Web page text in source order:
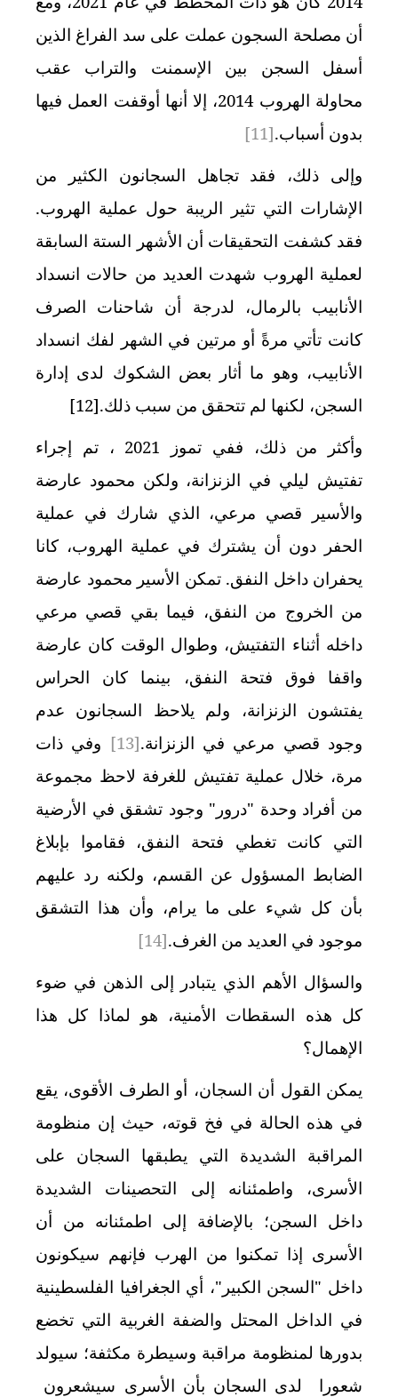
أن مصلحة السجون عملت على سد الفراغ الذين
أسفل السجن بين الإسمنت والتراب عقب
محاولة الهروب 2014، إلا أنها أوقفت العمل فيها
بدون أسباب.[11]
وإلى ذلك، فقد تجاهل السجانون الكثير من
الإشارات التي تثير الريبة حول عملية الهروب.
فقد كشفت التحقيقات أن الأشهر الستة السابقة
لعملية الهروب شهدت العديد من حالات انسداد
الأنابيب بالرمال، لدرجة أن شاحنات الصرف
كانت تأتي مرةً أو مرتين في الشهر لفك انسداد
الأنابيب، وهو ما أثار بعض الشكوك لدى إدارة
السجن، لكنها لم تتحقق من سبب ذلك.[12]
وأكثر من ذلك، ففي تموز 2021 ، تم إجراء
تفتيش ليلي في الزنزانة، ولكن محمود عارضة
والأسير قصي مرعي، الذي شارك في عملية
الحفر دون أن يشترك في عملية الهروب، كانا
يحفران داخل النفق. تمكن الأسير محمود عارضة
من الخروج من النفق، فيما بقي قصي مرعي
داخله أثناء التفتيش، وطوال الوقت كان عارضة
واقفا فوق فتحة النفق، بينما كان الحراس
يفتشون الزنزانة، ولم يلاحظ السجانون عدم
وجود قصي مرعي في الزنزانة.[13] وفي ذات
مرة، خلال عملية تفتيش للغرفة لاحظ مجموعة
من أفراد وحدة "درور" وجود تشقق في الأرضية
التي كانت تغطي فتحة النفق، فقاموا بإبلاغ
الضابط المسؤول عن القسم، ولكنه رد عليهم
بأن كل شيء على ما يرام، وأن هذا التشقق
موجود في العديد من الغرف.[14]
والسؤال الأهم الذي يتبادر إلى الذهن في ضوء
كل هذه السقطات الأمنية، هو لماذا كل هذا
الإهمال؟
يمكن القول أن السجان، أو الطرف الأقوى، يقع
في هذه الحالة في فخ قوته، حيث إن منظومة
المراقبة الشديدة التي يطبقها السجان على
الأسرى، واطمئنانه إلى التحصينات الشديدة
داخل السجن؛ بالإضافة إلى اطمئنانه من أن
الأسرى إذا تمكنوا من الهرب فإنهم سيكونون
داخل "السجن الكبير"، أي الجغرافيا الفلسطينية
في الداخل المحتل والضفة الغربية التي تخضع
بدورها لمنظومة مراقبة وسيطرة مكثفة؛ سيولد
شعورا لدى السجان بأن الأسرى سيشعرون